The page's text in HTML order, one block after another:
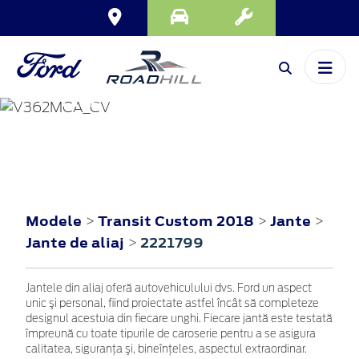
TRANSIT CUSTOM
Modele > Transit Custom 2018 > Jante >
Jante de aliaj > 2221799
Jantele din aliaj oferă autovehiculului dvs. Ford un aspect
unic şi personal, fiind proiectate astfel încât să completeze
designul acestuia din fiecare unghi. Fiecare jantă este testată
împreună cu toate tipurile de caroserie pentru a se asigura
calitatea, siguranţa şi, bineînţeles, aspectul extraordinar.